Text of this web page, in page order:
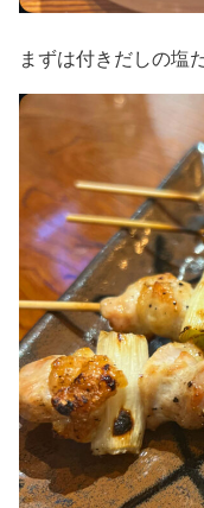
まずは付きだしの塩